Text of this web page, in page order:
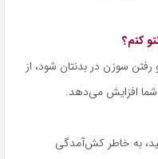
کنم؟
سوزن در بدنتان شود، از
شما افزایش می‌دهد.
به خاطر کش‌آمدگی